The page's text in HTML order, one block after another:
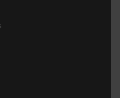
textura de
y unos
vieja y
a juego
del separador.